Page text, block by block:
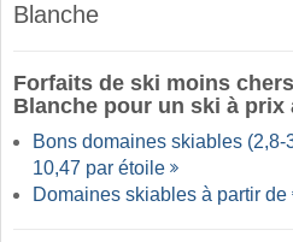
Blanche
Forfaits de ski moins
Blanche pour un ski à prix
Bons domaines skiables
10,47 par étoile
Domaines skiables à partir de